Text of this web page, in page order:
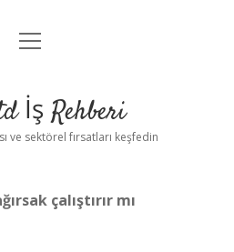
Anasayfa
Uyarı
menüyü
İş Rehberi
ve sektörel fırsatları keşfedin
çalıştırır mı